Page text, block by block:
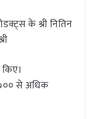
के श्री नितिन
से अधिक